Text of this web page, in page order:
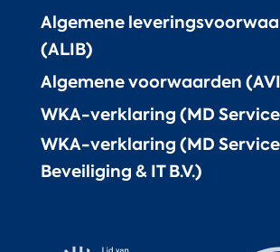
Algemene
(ALIB)
Algemene voorwaarden
WKA-verklaring (MD Service
WKA-verklaring (MD Service
Beveiliging & IT B.V.)